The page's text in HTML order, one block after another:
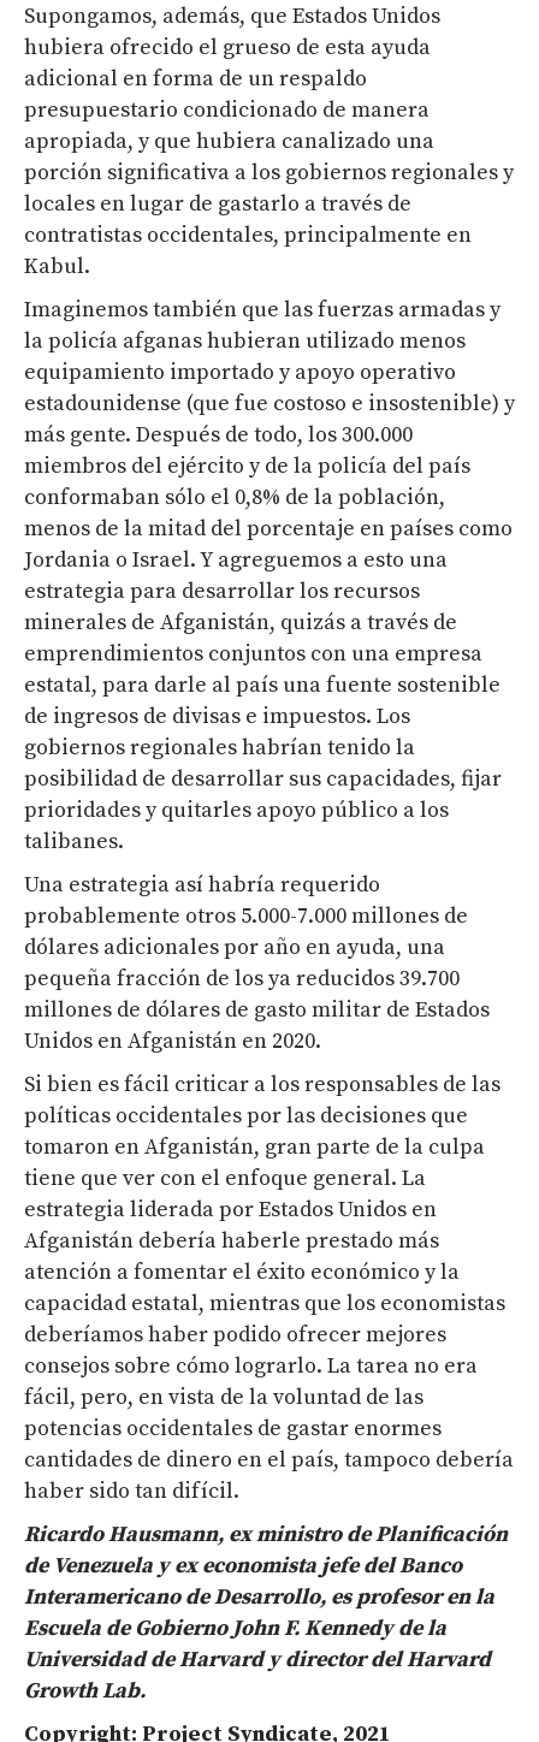
Supongamos, además, que Estados Unidos
hubiera ofrecido el grueso de esta ayuda
adicional en forma de un respaldo
presupuestario condicionado de manera
apropiada, y que hubiera canalizado una
porción significativa a los gobiernos regionales y
locales en lugar de gastarlo a través de
contratistas occidentales, principalmente en
Kabul.
Imaginemos también que las fuerzas armadas y
la policía afganas hubieran utilizado menos
equipamiento importado y apoyo operativo
estadounidense (que fue costoso e insostenible) y
más gente. Después de todo, los 300.000
miembros del ejército y de la policía del país
conformaban sólo el 0,8% de la población,
menos de la mitad del porcentaje en países como
Jordania o Israel. Y agreguemos a esto una
estrategia para desarrollar los recursos
minerales de Afganistán, quizás a través de
emprendimientos conjuntos con una empresa
estatal, para darle al país una fuente sostenible
de ingresos de divisas e impuestos. Los
gobiernos regionales habrían tenido la
posibilidad de desarrollar sus capacidades, fijar
prioridades y quitarles apoyo público a los
talibanes.
Una estrategia así habría requerido
probablemente otros 5.000-7.000 millones de
dólares adicionales por año en ayuda, una
pequeña fracción de los ya reducidos 39.700
millones de dólares de gasto militar de Estados
Unidos en Afganistán en 2020.
Si bien es fácil criticar a los responsables de las
políticas occidentales por las decisiones que
tomaron en Afganistán, gran parte de la culpa
tiene que ver con el enfoque general. La
estrategia liderada por Estados Unidos en
Afganistán debería haberle prestado más
atención a fomentar el éxito económico y la
capacidad estatal, mientras que los economistas
deberíamos haber podido ofrecer mejores
consejos sobre cómo lograrlo. La tarea no era
fácil, pero, en vista de la voluntad de las
potencias occidentales de gastar enormes
cantidades de dinero en el país, tampoco debería
haber sido tan difícil.
Ricardo Hausmann, ex ministro de Planificación
de Venezuela y ex economista jefe del Banco
Interamericano de Desarrollo, es profesor en la
Escuela de Gobierno John F. Kennedy de la
Universidad de Harvard y director del Harvard
Growth Lab.
Copyright: Project Syndicate, 2021